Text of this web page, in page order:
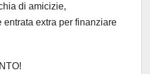
di amicizie,
extra per finanziare